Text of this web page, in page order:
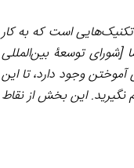
است که به کار
توسعۀ بین‌المللی
وجود دارد، تا این
نگیرید. این بخش از نقاط